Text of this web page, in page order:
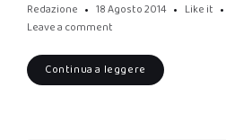
Redazione 18 Agosto 2014 Like it
Leave a comment
Continua a leggere